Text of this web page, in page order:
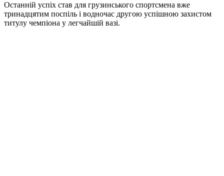
Останній успіх став для грузинського спортсмена вже
тринадцятим поспіль і водночас другою успішною захистом
титулу чемпіона у легчайшій вазі.